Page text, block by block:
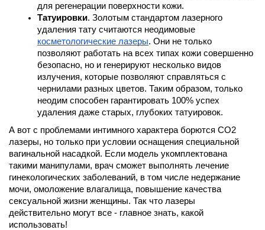
для регенерации поверхности кожи.
Татуировки. Золотым стандартом лазерного
косметологические лазеры. Они не только
позволяют работать на всех типах кожи совершенно
безопасно, но и генерируют несколько видов
излучения, которые позволяют справляться с
чернилами разных цветов. Таким образом, только
неодим способен гарантировать 100% успех
удаления даже старых, глубоких татуировок.
А вот с проблемами интимного характера борются СО2
лазеры, но только при условии оснащения специальной
вагинальной насадкой. Если модель укомплектована
такими манипулами, врач сможет выполнять лечение
гинекологических заболеваний, в том числе недержание
мочи, омоложение влагалища, повышение качества
сексуальной жизни женщины. Так что лазеры
действительно могут все - главное знать, какой
использовать!